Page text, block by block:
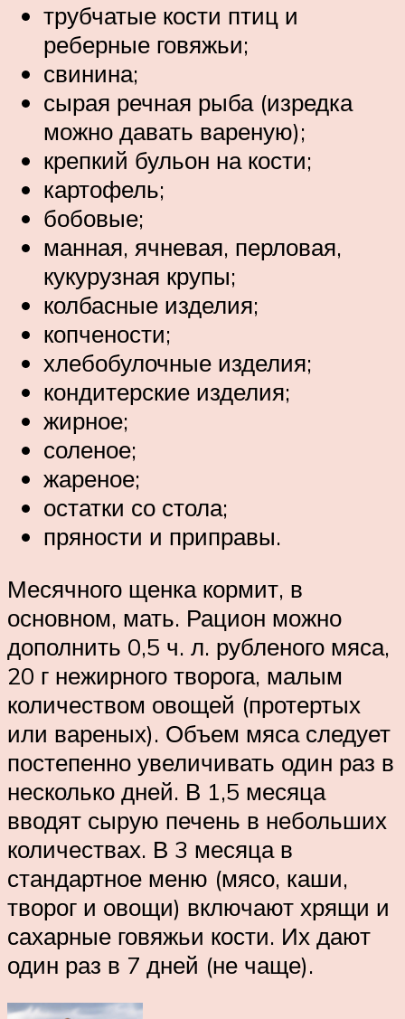
трубчатые кости птиц и
реберные говяжьи;
свинина;
сырая речная рыба (изредка
можно давать вареную);
крепкий бульон на кости;
картофель;
бобовые;
манная, ячневая, перловая,
кукурузная крупы;
колбасные изделия;
копчености;
хлебобулочные изделия;
кондитерские изделия;
жирное;
соленое;
жареное;
остатки со стола;
пряности и приправы.
Месячного щенка кормит, в
основном, мать. Рацион можно
дополнить 0,5 ч. л. рубленого мяса,
20 г нежирного творога, малым
количеством овощей (протертых
или вареных). Объем мяса следует
постепенно увеличивать один раз в
несколько дней. В 1,5 месяца
вводят сырую печень в небольших
количествах. В 3 месяца в
стандартное меню (мясо, каши,
творог и овощи) включают хрящи и
сахарные говяжьи кости. Их дают
один раз в 7 дней (не чаще).